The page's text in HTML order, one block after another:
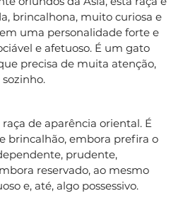
brincalhona, muito curiosa e
uma personalidade forte e
e afetuoso. É um gato
precisa de muita atenção,
de aparência oriental. É
brincalhão, embora prefira o
prudente,
reservado, ao mesmo
e, até, algo possessivo.